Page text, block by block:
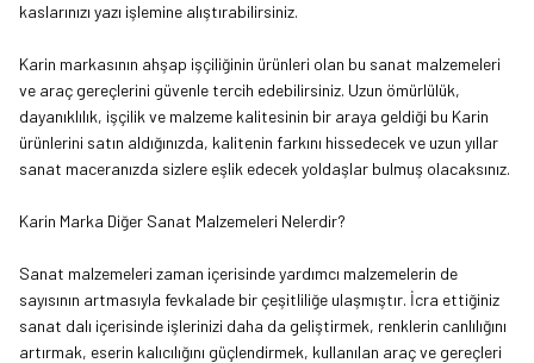
kaslarınızı yazı işlemine alıştırabilirsiniz.
Karin markasının ahşap işçiliğinin ürünleri olan bu sanat malzemeleri
ve araç gereçlerini güvenle tercih edebilirsiniz. Uzun ömürlülük,
dayanıklılık, işçilik ve malzeme kalitesinin bir araya geldiği bu Karin
ürünlerini satın aldığınızda, kalitenin farkını hissedecek ve uzun yıllar
sanat maceranızda sizlere eşlik edecek yoldaşlar bulmuş olacaksınız.
Karin Marka Diğer Sanat Malzemeleri Nelerdir?
Sanat malzemeleri zaman içerisinde yardımcı malzemelerin de
sayısının artmasıyla fevkalade bir çeşitliliğe ulaşmıştır. İcra ettiğiniz
sanat dalı içerisinde işlerinizi daha da geliştirmek, renklerin canlılığını
artırmak, eserin kalıcılığını güçlendirmek, kullanılan araç ve gereçleri